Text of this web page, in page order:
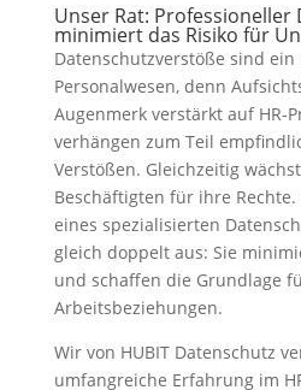
Unser Rat: Professioneller
minimiert das Risiko für
Datenschutzverstöße sind ein
Personalwesen, denn
Augenmerk verstärkt auf HR-
verhängen zum Teil
Verstößen. Gleichzeitig
Beschäftigten für ihre
eines spezialisierten
gleich doppelt aus: Sie
und schaffen die Grundlage
Arbeitsbeziehungen.
Wir von HUBIT Datenschutz
umfangreiche Erfahrung im